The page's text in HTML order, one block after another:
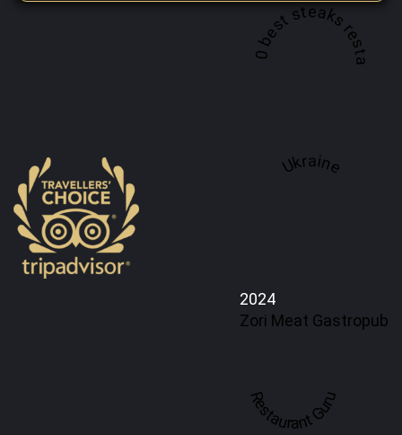
A top 100 best steaks restaurant in
Ukraine
2024
Zori Meat Gastropub
Restaurant Guru